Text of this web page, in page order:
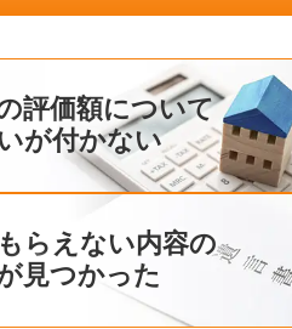
評価額について
が付かない
らえない内容の
見つかった